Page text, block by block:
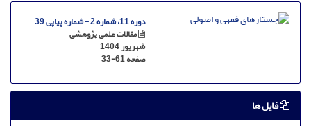
دوره 11، شماره 2 - شماره پیاپی 39
مقالات علمی پژوهشی
شهریور 1404
صفحه33-61
فایل ها